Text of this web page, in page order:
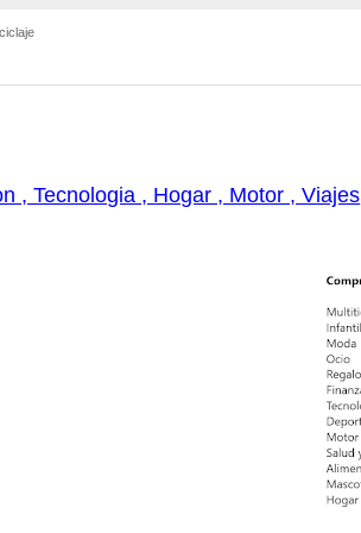
, Tecnologia , Hogar , Motor , Viajes